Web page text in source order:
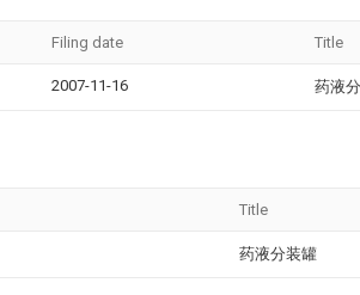
Filing date Title
2007-11-16 药液
Title
药液分装罐